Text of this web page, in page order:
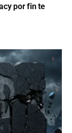
por fin te